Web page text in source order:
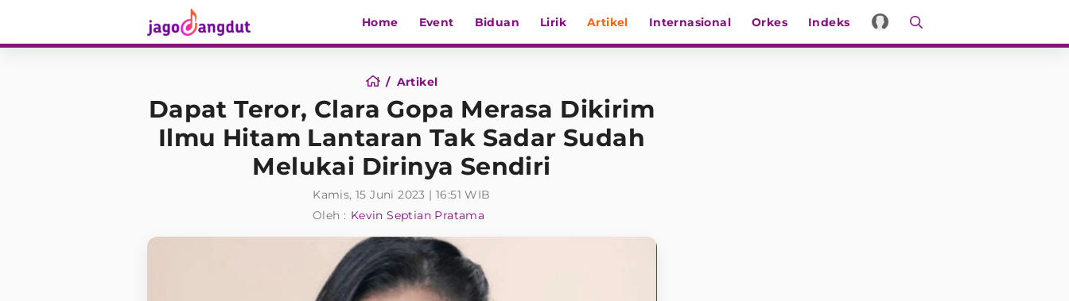
Home Event Biduan Lirik Artikel Internasional Orkes Indeks
Artikel
Dapat Teror, Clara Gopa Merasa Dikirim
Ilmu Hitam Lantaran Tak Sadar Sudah
Melukai Dirinya Sendiri
Kamis, 15 Juni 2023 | 16:51 WIB
Oleh : Kevin Septian Pratama